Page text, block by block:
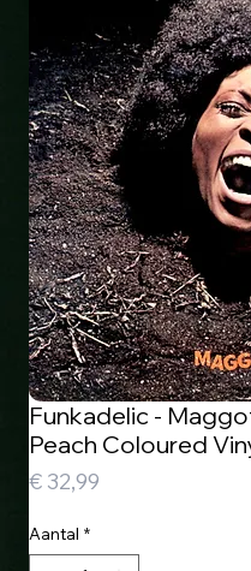
Funkadelic -
Peach Coloured
€ 32,99
Aantal *